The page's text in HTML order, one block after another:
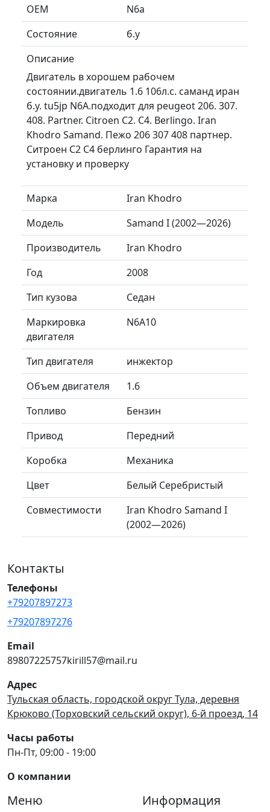
ОЕМ
N6a
Состояние
б.у
Описание
Двигатель в хорошем рабочем
состоянии.двигатель 1.6 106л.с. саманд иран
б.у. tu5jp N6A.подходит для peugeot 206. 307.
408. Partner. Citroen C2. C4. Berlingo. Iran
Khodro Samand. Пежо 206 307 408 партнер.
Ситроен C2 C4 берлинго Гарантия на
установку и проверку
Марка
Iran Khodro
Модель
Samand I (2002—2026)
Производитель
Iran Khodro
Год
2008
Тип кузова
Седан
Маркировка
двигателя
N6A10
Тип двигателя
инжектор
Объем двигателя
1.6
Топливо
Бензин
Привод
Передний
Коробка
Механика
Цвет
Белый Серебристый
Совместимости
Iran Khodro Samand I
(2002—2026)
Контакты
Телефоны
+79207897273
+79207897276
Email
89807225757kirill57@mail.ru
Адрес
Тульская область, городской округ Тула, деревня
Крюково (Торховский сельский округ), 6-й проезд, 14
Часы работы
Пн-Пт, 09:00 - 19:00
О компании
Меню Информация